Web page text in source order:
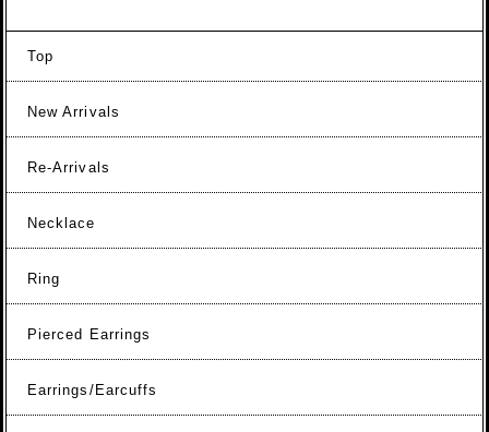
Top
New Arrivals
Re-Arrivals
Necklace
Ring
Pierced Earrings
Earrings/Earcuffs